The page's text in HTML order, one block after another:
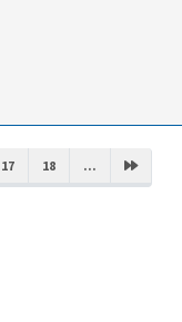
17 18 ...